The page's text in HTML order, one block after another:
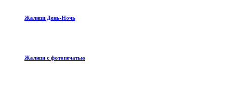
Жалюзи День-Ночь
Жалюзи с фотопечатью